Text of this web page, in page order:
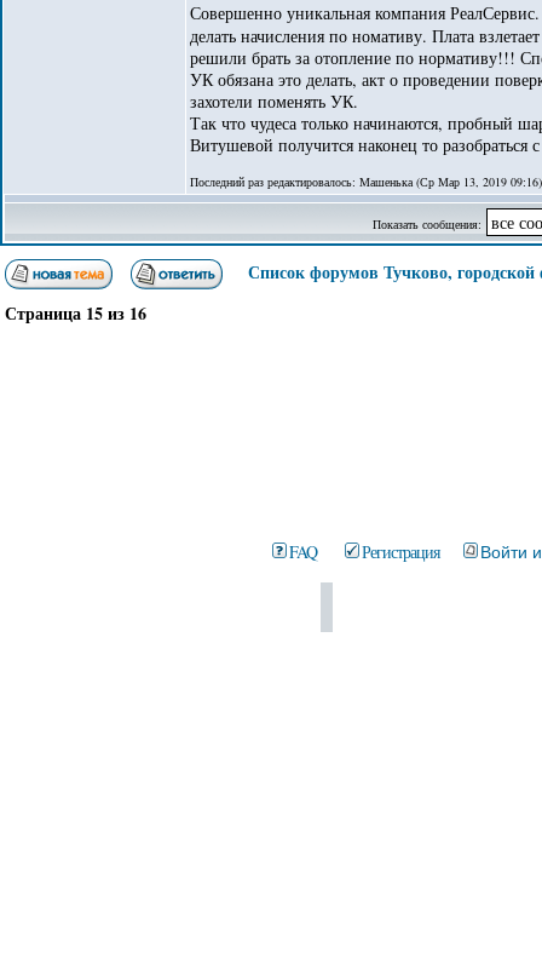
Совершенно уникальная компания
делать начисления по номативу. Плата
решили брать за отопление по нормативу!!!
УК обязана это делать, акт о проведении
захотели поменять УК.
Так что чудеса только начинаются, пробный
Витушевой получится наконец то разобраться
Последний раз редактировалось: Машенька (Ср Мар 13, 2019
Показать сообщения:
Список форумов Тучково,
Страница 15из 16
FAQ Регистрация Войти